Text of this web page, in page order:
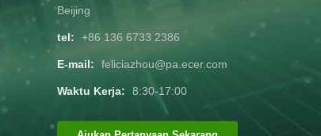
Beijing
tel: +86 136 6733 2386
E-mail: feliciazhou@pa.ecer.com
Waktu Kerja: 8:30-17:00